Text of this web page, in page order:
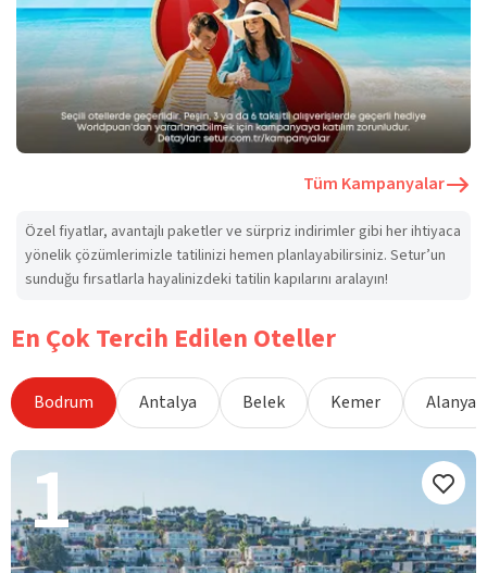
Tüm Kampanyalar
Özel fiyatlar, avantajlı paketler ve sürpriz indirimler gibi her ihtiyaca
yönelik çözümlerimizle tatilinizi hemen planlayabilirsiniz. Setur’un
sunduğu fırsatlarla hayalinizdeki tatilin kapılarını aralayın!
En Çok Tercih Edilen Oteller
Bodrum Antalya Belek Kemer Alanya
1